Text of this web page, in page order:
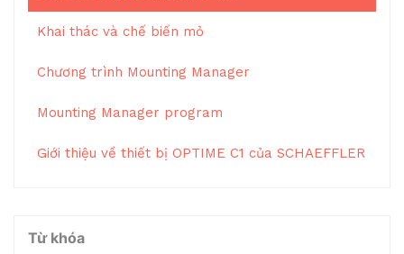
Khai thác và chế biến mỏ
Chương trình Mounting Manager
Mounting Manager program
Giới thiệu về thiết bị OPTIME C1 của SCHAEFFLER
Từ khóa